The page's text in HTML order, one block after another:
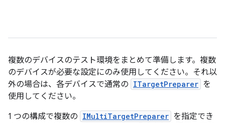
複数のデバイスのテスト環境をまとめて準備します。複数
のデバイスが必要な設定にのみ使用してください。それ以
外の場合は、各デバイスで通常の ITargetPreparer を
使用してください。
1 つの構成で複数の IMultiTargetPreparer を指定でき